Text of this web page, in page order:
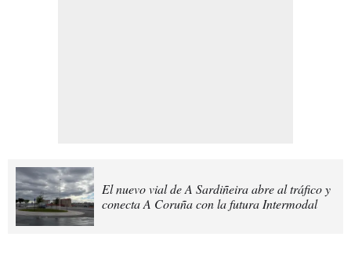
El nuevo vial de A Sardiñeira abre al tráfico y
conecta A Coruña con la futura Intermodal